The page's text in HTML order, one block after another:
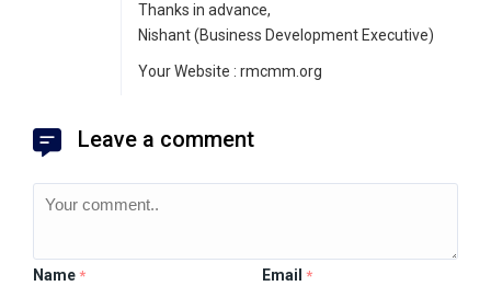
Thanks in advance,
Nishant (Business Development Executive)
Your Website : rmcmm.org
Leave a comment
Name * Email *